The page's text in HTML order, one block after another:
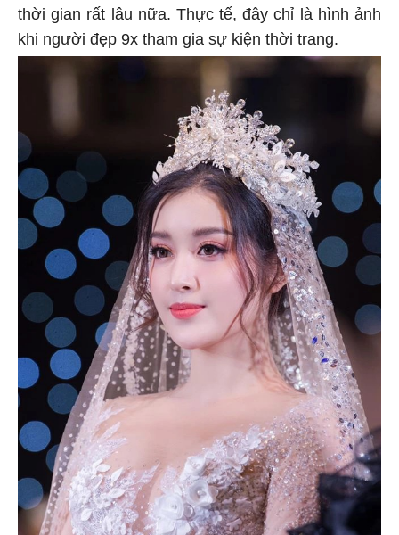
thời gian rất lâu nữa. Thực tế, đây chỉ là hình ảnh
khi người đẹp 9x tham gia sự kiện thời trang.